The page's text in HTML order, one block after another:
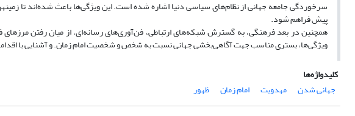
سرخوردگی جامعه جهانی از نظام‌های سیاسی دنیا اشاره شده است. این ویژگی‌ها باعث شده‌اند تا
پیش فراهم شود.
هم‏چنین در بعد فرهنگی، به گسترش شبکه‌های ارتباطی، فن‌آوری‌های رسانه‌ای، از میان رفتن
ویژگی‌ها، بستری مناسب جهت آگاهی‌بخشی جهانی نسبت به شخص و شخصیت امام زمان. و آشنایی با
کلیدواژه‌ها
جهانی شدن
مهدویت امام زمان ظهور